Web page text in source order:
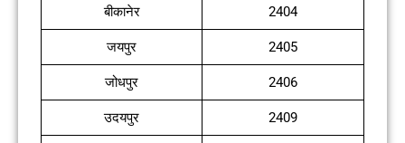
बीकानेर 2404
जयपुर 2405
जोधपुर 2406
उदयपुर 2409